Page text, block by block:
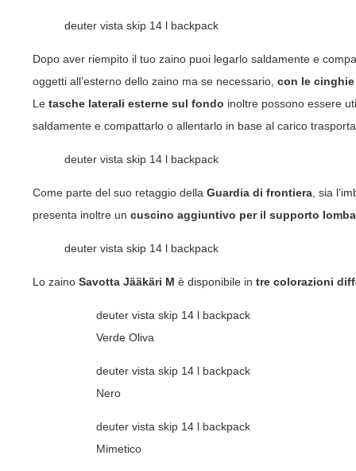
deuter vista skip 14 l backpack
Dopo aver riempito il tuo zaino puoi legarlo saldamente e
oggetti all’esterno dello zaino ma se necessario, con le
Le tasche laterali esterne sul fondo inoltre possono essere
saldamente e compattarlo o allentarlo in base al carico
deuter vista skip 14 l backpack
Come parte del suo retaggio della Guardia di frontiera , sia
presenta inoltre un cuscino aggiuntivo per il supporto
deuter vista skip 14 l backpack
Lo zaino Savotta Jääkäri M è disponibile in tre colorazioni
deuter vista skip 14 l backpack
Verde Oliva
deuter vista skip 14 l backpack
Nero
deuter vista skip 14 l backpack
Mimetico